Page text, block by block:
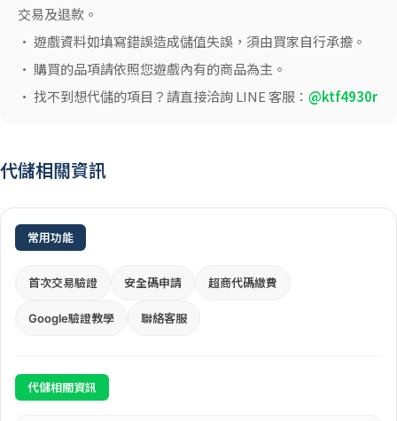
交易及退款。
• 遊戲資料如填寫錯誤造成儲值失誤，須由買家自行承擔。
• 購買的品項請依照您遊戲內有的商品為主。
• 找不到想代儲的項目？請直接洽詢 LINE 客服： @ktf4930r
代儲相關資訊
常用功能
首次交易驗證 安全碼申請 超商代碼繳費
Google驗證教學 聯絡客服
代儲相關資訊